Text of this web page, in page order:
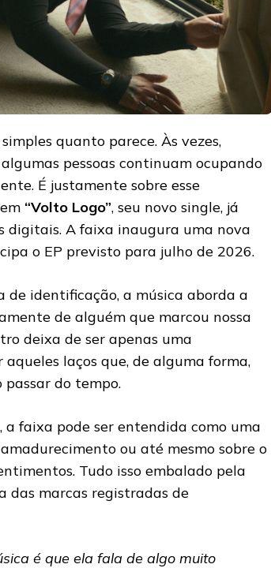
quanto parece. Às vezes,
pessoas continuam ocupando
É justamente sobre esse
“Volto Logo”, seu novo single, já
digitais. A faixa inaugura uma nova
o EP previsto para julho de 2026.
de identificação, a música aborda a
de alguém que marcou nossa
deixa de ser apenas uma
laços que, de alguma forma,
do tempo.
faixa pode ser entendida como uma
ou até mesmo sobre o
Tudo isso embalado pela
das marcas registradas de
é que ela fala de algo muito